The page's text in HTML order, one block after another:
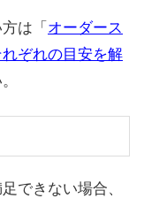
は「 オーダース
ぞれの目安を解
できない場合、